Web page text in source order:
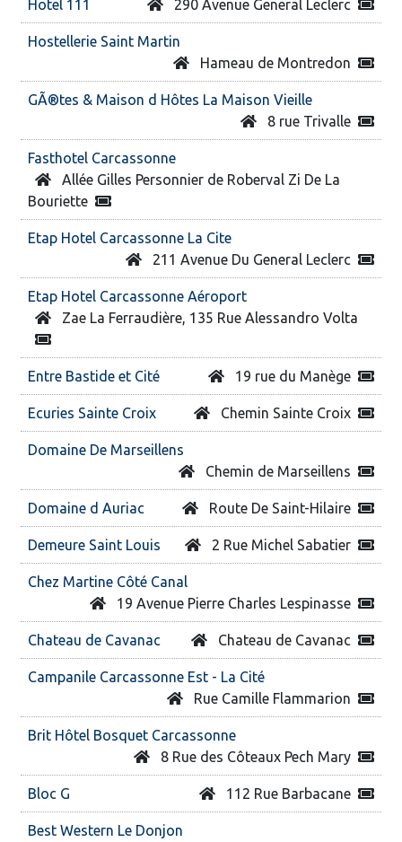
Hotel 111 290 Avenue General Leclerc
Hostellerie Saint Martin
Hameau de Montredon
GÃ®tes & Maison d Hôtes La Maison Vieille
8 rue Trivalle
Fasthotel Carcassonne
Allée Gilles Personnier de Roberval Zi De La
Bouriette
Etap Hotel Carcassonne La Cite
211 Avenue Du General Leclerc
Etap Hotel Carcassonne Aéroport
Zae La Ferraudière, 135 Rue Alessandro Volta
Entre Bastide et Cité 19 rue du Manège
Ecuries Sainte Croix Chemin Sainte Croix
Domaine De Marseillens
Chemin de Marseillens
Domaine d Auriac Route De Saint-Hilaire
Demeure Saint Louis 2 Rue Michel Sabatier
Chez Martine Côté Canal
19 Avenue Pierre Charles Lespinasse
Chateau de Cavanac Chateau de Cavanac
Campanile Carcassonne Est - La Cité
Rue Camille Flammarion
Brit Hôtel Bosquet Carcassonne
8 Rue des Côteaux Pech Mary
Bloc G 112 Rue Barbacane
Best Western Le Donjon